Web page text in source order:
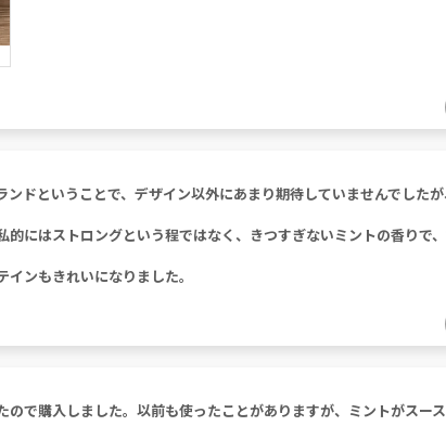
ンドということで、デザイン以外にあまり期待していませんでした
的にはストロングという程ではなく、きつすぎないミントの香りで
ンもきれいになりました。
ので購入しました。以前も使ったことがありますが、ミントがスー